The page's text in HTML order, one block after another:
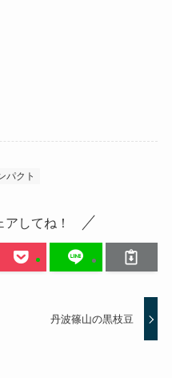
パクト
してね！
丹波篠山の黒枝豆